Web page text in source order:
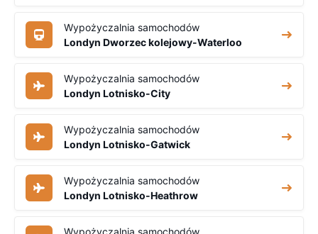
Wypożyczalnia samochodów
Londyn Dworzec kolejowy-Waterloo
Wypożyczalnia samochodów
Londyn Lotnisko-City
Wypożyczalnia samochodów
Londyn Lotnisko-Gatwick
Wypożyczalnia samochodów
Londyn Lotnisko-Heathrow
Wypożyczalnia samochodów